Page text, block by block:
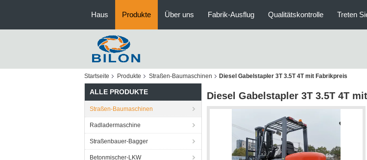
Haus Produkte Über uns Fabrik-Ausflug Qualitätskontrolle Treten
Startseite Produkte Straßen-Baumaschinen Diesel Gabelstapler 3T 3.5T 4T mit Fabrikpreis
ALLE PRODUKTE
Straßen-Baumaschinen
Radladermaschine
Straßenbauer-Bagger
Betonmischer-LKW
Diesel Gabelstapler 3T 3.5T 4T